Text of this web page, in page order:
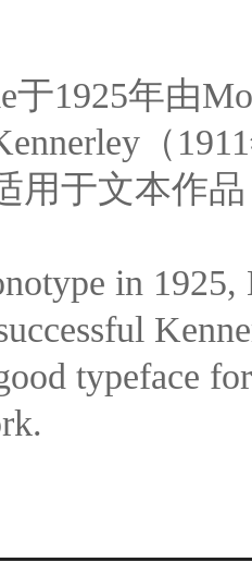
于1925年由
（
用于文本作
in
typeface